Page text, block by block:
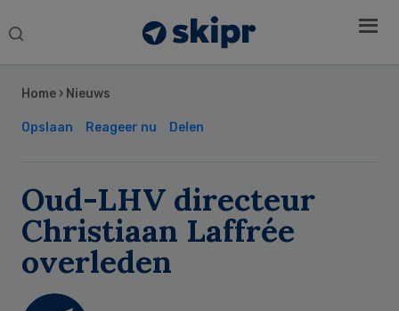
Search
Home › Nieuws
Opslaan Reageer nu Delen
Oud-LHV directeur
Christiaan Laffrée
overleden
Sidebar